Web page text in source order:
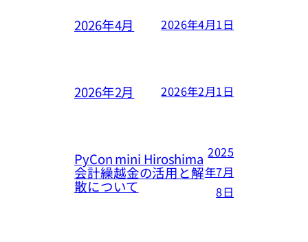
2026年4月 2026年4月1日
2026年2月 2026年2月1日
PyCon mini Hiroshima
会計繰越金の活用と解
散について
2025
年7月
8日